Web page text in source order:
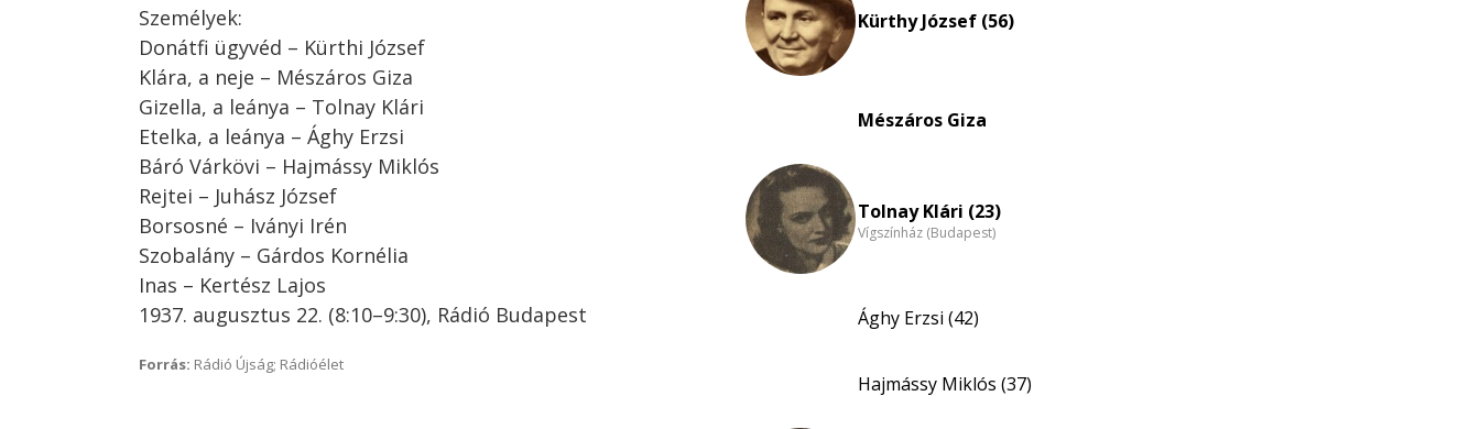
Személyek:
Donátfi ügyvéd – Kürthi József
Klára, a neje – Mészáros Giza
Gizella, a leánya – Tolnay Klári
Etelka, a leánya – Ághy Erzsi
Báró Várkövi – Hajmássy Miklós
Rejtei – Juhász József
Borsosné – Iványi Irén
Szobalány – Gárdos Kornélia
Inas – Kertész Lajos
1937. augusztus 22. (8:10–9:30), Rádió Budapest
Forrás: Rádió Újság; Rádióélet
Kürthy József (56)
Mészáros Giza
Tolnay Klári (23)
Vígszínház (Budapest)
Ághy Erzsi (42)
Hajmássy Miklós (37)